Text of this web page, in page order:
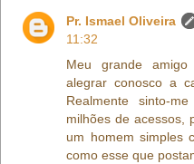
Pr. Ismael Oliveira
11:32
Meu grande
alegrar conosco a
Realmente sinto-
milhões de acessos,
um homem simples
como esse que